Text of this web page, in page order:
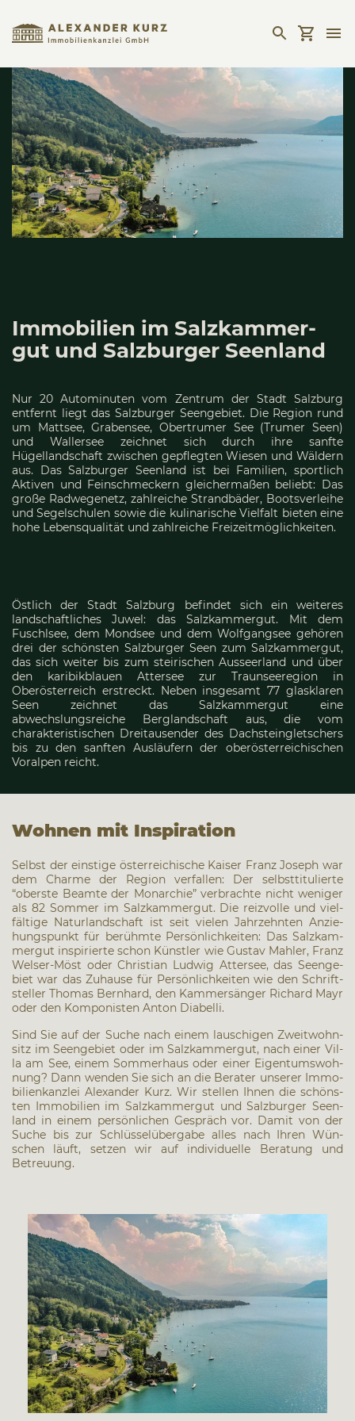
Immo­bi­li­en im Salz­kam­mer­
gut und Salz­bur­ger Seen­land
Nur 20 Autominuten vom Zentrum der Stadt Salzburg
entfernt liegt das Salzburger Seengebiet. Die Region rund
um Mattsee, Grabensee, Obertrumer See (Trumer Seen)
und Wallersee zeichnet sich durch ihre sanfte
Hügellandschaft zwischen gepflegten Wiesen und Wäldern
aus. Das Salzburger Seenland ist bei Familien, sportlich
Aktiven und Feinschmeckern gleichermaßen beliebt: Das
große Radwegenetz, zahlreiche Strandbäder, Bootsverleihe
und Segelschulen sowie die kulinarische Vielfalt bieten eine
hohe Lebensqualität und zahlreiche Freizeitmöglichkeiten.
Östlich der Stadt Salzburg befindet sich ein weiteres
landschaftliches Juwel: das Salzkammergut. Mit dem
Fuschlsee, dem Mondsee und dem Wolfgangsee gehören
drei der schönsten Salzburger Seen zum Salzkammergut,
das sich weiter bis zum steirischen Ausseerland und über
den karibikblauen Attersee zur Traunseeregion in
Oberösterreich erstreckt. Neben insgesamt 77 glasklaren
Seen zeichnet das Salzkammergut eine
abwechslungsreiche Berglandschaft aus, die vom
charakteristischen Dreitausender des Dachsteingletschers
bis zu den sanften Ausläufern der oberösterreichischen
Voralpen reicht.
Woh­nen mit Inspi­ra­ti­on
Selbst der eins­ti­ge öster­rei­chi­sche Kai­ser Franz Joseph war
dem Charme der Regi­on ver­fal­len: Der selbst­ti­tu­lier­te
“obers­te Beam­te der Mon­ar­chie” ver­brach­te nicht weni­ger
als 82 Som­mer im Salz­kam­mer­gut. Die reiz­vol­le und viel­
fäl­ti­ge Natur­land­schaft ist seit vie­len Jahr­zehn­ten Anzie­
hungs­punkt für berühm­te Per­sön­lich­kei­ten: Das Salz­kam­
mer­gut inspi­rier­te schon Künst­ler wie Gus­tav Mahler, Franz
Wel­ser-Möst oder Chris­ti­an Lud­wig Atter­see, das Seen­ge­
biet war das Zuhau­se für Per­sön­lich­kei­ten wie den Schrift­
stel­ler Tho­mas Bern­hard, den Kam­mer­sän­ger Richard Mayr
oder den Kom­po­nis­ten Anton Dia­bel­li.
Sind Sie auf der Suche nach einem lau­schi­gen Zweit­wohn­
sitz im Seen­ge­biet oder im Salz­kam­mer­gut, nach einer Vil­
la am See, einem Som­mer­haus oder einer Eigen­tums­woh­
nung? Dann wen­den Sie sich an die Bera­ter unse­rer Immo­
bi­li­en­kanz­lei Alex­an­der Kurz. Wir stel­len Ihnen die schöns­
ten Immo­bi­li­en im Salz­kam­mer­gut und Salz­bur­ger Seen­
land in einem per­sön­li­chen Gespräch vor. Damit von der
Suche bis zur Schlüs­sel­über­ga­be alles nach Ihren Wün­
schen läuft, set­zen wir auf indi­vi­du­el­le Bera­tung und
Betreu­ung.